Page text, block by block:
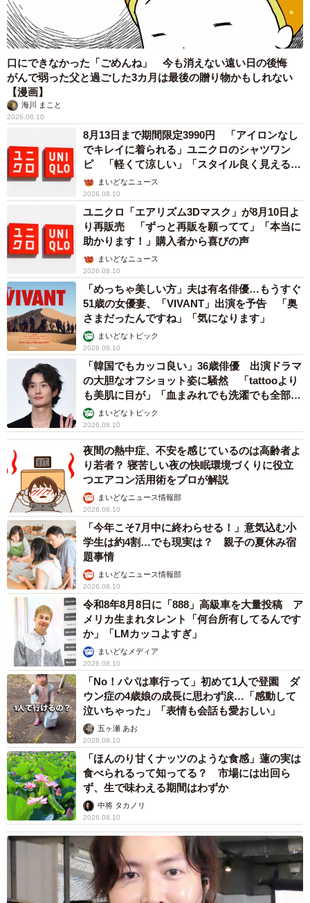
リクライニングは、背中を預けて、軽く腕が曲がる程度に
ハンドルの前後を調整できるテレスコ機能がある車な
ら、ハンドルポジションを崩すことなくペダルポジション
を調整しやすいそうです。最後に目線を動かすだけでルー
ムミラーや左右のドアミラーが見えるかをチェックした
ら、準備は完了です。
カギは運転技術よりも「状況認知・判断」
運転している時も「身体への余計な負担をかけない」の
が鉄則です。特に急ハンドル、急発進・急加速・急ブレー
キなど“急”のつく動作は、事故や交通渋滞の引き金になるほ
か、同乗者の乗り心地にも影響し、さらには車自体へのダ
メージにもなります。
こちらが理想的な運転姿勢。背中を預け、自然に腕と脚が降りる位置が
一番疲れにくく、安定した走行ができるそう
大切なのは、運転のテクニックよりも「周囲の状況に気
を配り、把握し、判断する能力」と菅波さん。「レーサー
というと、『度胸』や『勢い』というイメージや、前のめ
りでアクセル全開に…という印象があるかもしれません
が、実際は真逆。いくら速くてもチェッカーフラッグまで
たどり着けなければゼロどころか、マイナスになってしま
う。だからいつも、いかに効率よく、安全に、目的地まで
車を運ぶか－ということを考えて運転している。心は熱
く、頭は冷静に。僕らが目指すのは『究極のセーフティー
ドライブ』。それは、一般道を走るときも同じなんです」
口にできなかった「ごめんね」 今も消えない遠い日の後悔
がんで弱った父と過ごした3カ月は最後の贈り物かもしれない
【漫画】
海川 まこと
2026.08.10
8月13日まで期間限定3990円 「アイロンなし
でキレイに着られる」ユニクロのシャツワン
ピ 「軽くて涼しい」「スタイル良く見える」
の声まいどなニュース
2026.08.10
ユニクロ「エアリズム3Dマスク」が8月10日よ
り再販売 「ずっと再販を願ってて」「本当に
助かります！」購入者から喜びの声
まいどなニュース
2026.08.10
「めっちゃ美しい方」夫は有名俳優…もうすぐ
51歳の女優妻、「VIVANT」出演を予告 「奥
さまだったんですね」「気になります」
まいどなトピック
2026.08.10
「韓国でもカッコ良い」36歳俳優 出演ドラマ
の大胆なオフショット姿に騒然 「tattooより
も美肌に目が」「血まみれでも洗濯でも全部か
っこいい」
まいどなトピック
2026.08.10
夜間の熱中症、不安を感じているのは高齢者よ
り若者？ 寝苦しい夜の快眠環境づくりに役立
つエアコン活用術をプロが解説
まいどなニュース情報部
2026.08.10
「今年こそ7月中に終わらせる！」意気込む小
学生は約4割…でも現実は？ 親子の夏休み宿
題事情
まいどなニュース情報部
2026.08.10
令和8年8月8日に「888」高級車を大量投稿 ア
メリカ生まれタレント「何台所有してるんです
か」「LMカッコよすぎ」
まいどなメディア
2026.08.10
「No！パパは車行って」初めて1人で登園 ダ
ウン症の4歳娘の成長に思わず涙…「感動して
泣いちゃった」「表情も会話も愛おしい」
五ヶ瀬 あお
2026.08.10
「ほんのり甘くナッツのような食感」蓮の実は
食べられるって知ってる？ 市場には出回ら
ず、生で味わえる期間はわずか
中将 タカノリ
2026.08.10